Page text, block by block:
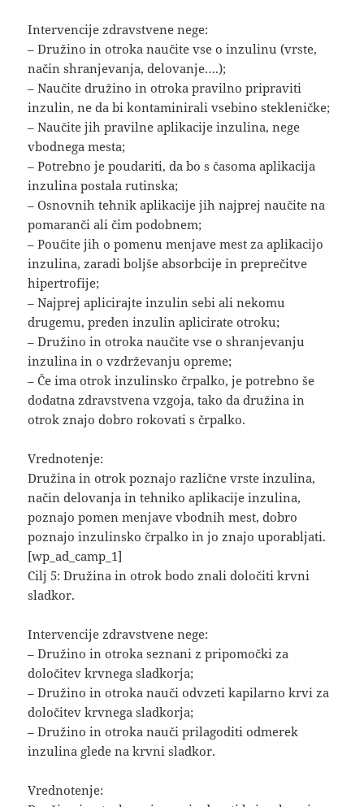
Intervencije zdravstvene nege:
– Družino in otroka naučite vse o inzulinu (vrste,
način shranjevanja, delovanje….);
– Naučite družino in otroka pravilno pripraviti
inzulin, ne da bi kontaminirali vsebino stekleničke;
– Naučite jih pravilne aplikacije inzulina, nege
vbodnega mesta;
– Potrebno je poudariti, da bo s časoma aplikacija
inzulina postala rutinska;
– Osnovnih tehnik aplikacije jih najprej naučite na
pomaranči ali čim podobnem;
– Poučite jih o pomenu menjave mest za aplikacijo
inzulina, zaradi boljše absorbcije in preprečitve
hipertrofije;
– Najprej aplicirajte inzulin sebi ali nekomu
drugemu, preden inzulin aplicirate otroku;
– Družino in otroka naučite vse o shranjevanju
inzulina in o vzdrževanju opreme;
– Če ima otrok inzulinsko črpalko, je potrebno še
dodatna zdravstvena vzgoja, tako da družina in
otrok znajo dobro rokovati s črpalko.
Vrednotenje:
Družina in otrok poznajo različne vrste inzulina,
način delovanja in tehniko aplikacije inzulina,
poznajo pomen menjave vbodnih mest, dobro
poznajo inzulinsko črpalko in jo znajo uporabljati.
[wp_ad_camp_1]
Cilj 5: Družina in otrok bodo znali določiti krvni
sladkor.
Intervencije zdravstvene nege:
– Družino in otroka seznani z pripomočki za
določitev krvnega sladkorja;
– Družino in otroka nauči odvzeti kapilarno krvi za
določitev krvnega sladkorja;
– Družino in otroka nauči prilagoditi odmerek
inzulina glede na krvni sladkor.
Vrednotenje: